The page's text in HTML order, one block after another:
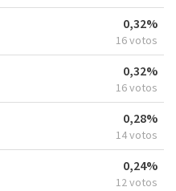
0,32%
16 votos
0,32%
16 votos
0,28%
14 votos
0,24%
12 votos